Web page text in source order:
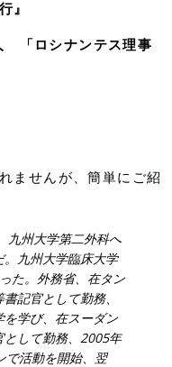
行』
「ロシナンテス理事
ませんが、簡単にご紹
九州大学第二外科へ
。九州大学臨床大学
た。外務省、在タン
記官として勤務、
学び、在スーダン
として勤務、2005年
で活動を開始、翌